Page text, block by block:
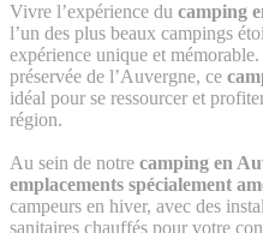
Vivre l’expérience du camping
l’un des plus beaux campings
expérience unique et
préservée de l’Auvergne, ce
idéal pour se ressourcer et
région.
Au sein de notre camping en
emplacements spécialement
campeurs en hiver, avec des
sanitaires chauffés pour votre